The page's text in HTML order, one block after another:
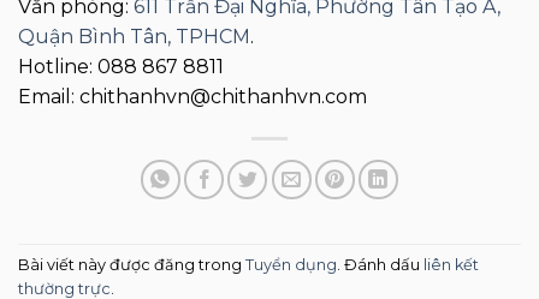
Văn phòng: 611 Trần Đại Nghĩa, Phường Tân Tạo A,
Quận Bình Tân, TPHCM .
Hotline: 088 867 8811
Email: chithanhvn@chithanhvn.com
Bài viết này được đăng trong Tuyển dụng . Đánh dấu liên kết
thường trực